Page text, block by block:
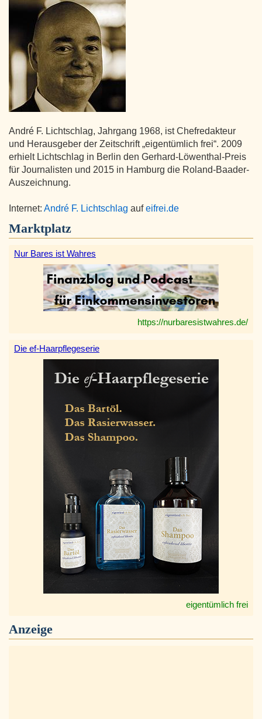
André F. Lichtschlag, Jahrgang 1968, ist Chefredakteur
und Herausgeber der Zeitschrift „eigentümlich frei“. 2009
erhielt Lichtschlag in Berlin den Gerhard-Löwenthal-Preis
für Journalisten und 2015 in Hamburg die Roland-Baader-
Auszeichnung.
Internet: André F. Lichtschlag aufeifrei.de
Marktplatz
Nur Bares ist Wahres
https://nurbaresistwahres.de/
Die ef-Haarpflegeserie
eigentümlich frei
Anzeige